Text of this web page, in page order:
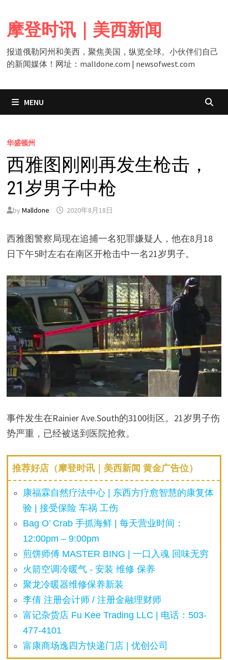
content
摩登时讯｜美西新闻
报道俄勒冈州和美西，聚焦美国，纵览全球。小伙伴们自己
的新闻媒体！网址：malldone.com | newsofwest.com
MENU
华盛顿州
西雅图刚刚再发生枪击，
21岁男子中枪
by Malldone 2020年8月18日
西雅图警察局现在追捕一名犯罪嫌疑人，他在8月18
日下午5时左右在南区开枪击中一名21岁男子。
事件发生在Rainier Ave.South的3100街区。21岁男子伤
势严重，已经被送到医院抢救。
推荐好店（摩登时讯｜美西新闻 黄金广告位）
康福霖自然疗法中心 | 东西方疗愈智慧的康复体
验 | 接受保险 车祸 工伤
Bag O’ Crab 手抓海鲜 | 每天营业时间：
12:00pm – 9:00pm
煎饼师傅 MASTER BING | 一口入魂 回味无穷
火箭空调冷暖气 - 安装 维修 保养
聚龙冷暖器维修保养新装
李倩 注册会计师 / 注册金融理财师
富记杂货店 Fu Kee Trading LLC | 电话：503-
477-4101
富康商场逸四方快递门店 | 优创公司